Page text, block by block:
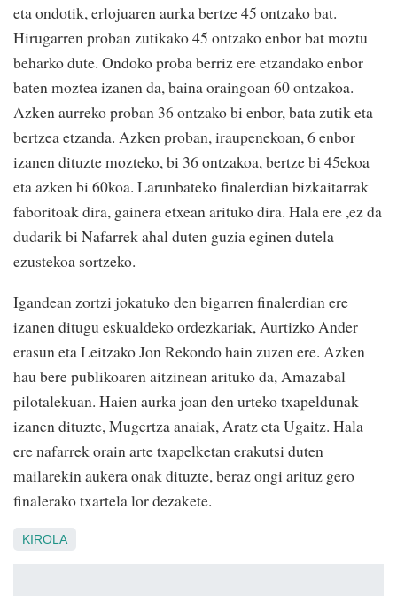
eta ondotik, erlojuaren aurka bertze 45 ontzako bat.
Hirugarren proban zutikako 45 ontzako enbor bat moztu
beharko dute. Ondoko proba berriz ere etzandako enbor
baten moztea izanen da, baina oraingoan 60 ontzakoa.
Azken aurreko proban 36 ontzako bi enbor, bata zutik eta
bertzea etzanda. Azken proban, iraupenekoan, 6 enbor
izanen dituzte mozteko, bi 36 ontzakoa, bertze bi 45ekoa
eta azken bi 60koa. Larunbateko finalerdian bizkaitarrak
faboritoak dira, gainera etxean arituko dira. Hala ere ,ez da
dudarik bi Nafarrek ahal duten guzia eginen dutela
ezustekoa sortzeko.
Igandean zortzi jokatuko den bigarren finalerdian ere
izanen ditugu eskualdeko ordezkariak, Aurtizko Ander
erasun eta Leitzako Jon Rekondo hain zuzen ere. Azken
hau bere publikoaren aitzinean arituko da, Amazabal
pilotalekuan. Haien aurka joan den urteko txapeldunak
izanen dituzte, Mugertza anaiak, Aratz eta Ugaitz. Hala
ere nafarrek orain arte txapelketan erakutsi duten
mailarekin aukera onak dituzte, beraz ongi arituz gero
finalerako txartela lor dezakete.
KIROLA